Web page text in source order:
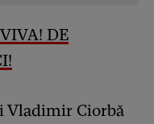
DE
!
Vladimir Ciorbă